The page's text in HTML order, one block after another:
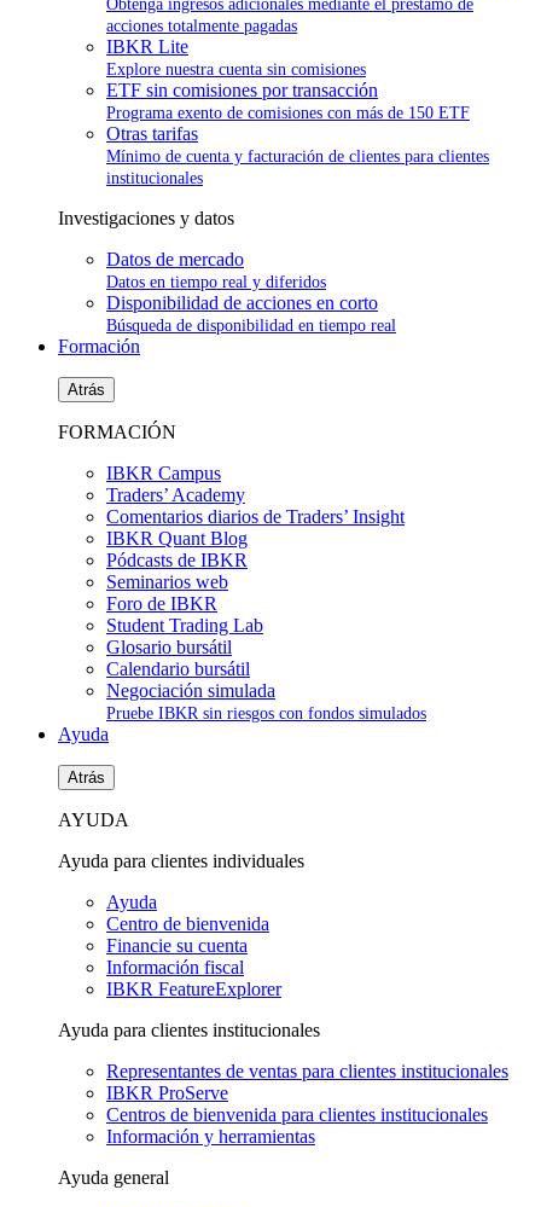
Obtenga ingresos adicionales mediante el préstamo de
acciones totalmente pagadas
IBKR Lite
Explore nuestra cuenta sin comisiones
ETF sin comisiones por transacción
Programa exento de comisiones con más de 150 ETF
Otras tarifas
Mínimo de cuenta y facturación de clientes para clientes
institucionales
Investigaciones y datos
Datos de mercado
Datos en tiempo real y diferidos
Disponibilidad de acciones en corto
Búsqueda de disponibilidad en tiempo real
Formación
Atrás
FORMACIÓN
IBKR Campus
Traders’ Academy
Comentarios diarios de Traders’ Insight
IBKR Quant Blog
Pódcasts de IBKR
Seminarios web
Foro de IBKR
Student Trading Lab
Glosario bursátil
Calendario bursátil
Negociación simulada
Pruebe IBKR sin riesgos con fondos simulados
Ayuda
Atrás
AYUDA
Ayuda para clientes individuales
Ayuda
Centro de bienvenida
Financie su cuenta
Información fiscal
IBKR FeatureExplorer
Ayuda para clientes institucionales
Representantes de ventas para clientes institucionales
IBKR ProServe
Centros de bienvenida para clientes institucionales
Información y herramientas
Ayuda general